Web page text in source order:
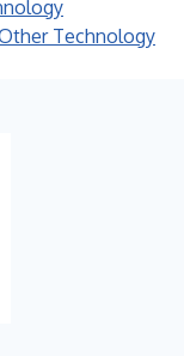
Technology